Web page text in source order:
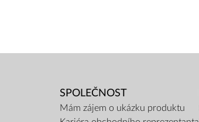
SPOLEČNOST
Mám zájem o ukázku produktu